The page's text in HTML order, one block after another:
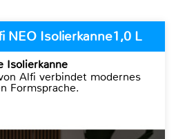
NEO Isolierkanne1,0 L
Isolierkanne
Alfi verbindet modernes
Formsprache.